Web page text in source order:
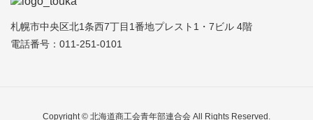
札幌市中央区北1条西7丁目1番地プレスト1・7ビル 4階
電話番号：011-251-0101
Copyright © 北海道商工会青年部連合会 All Rights Reserved.